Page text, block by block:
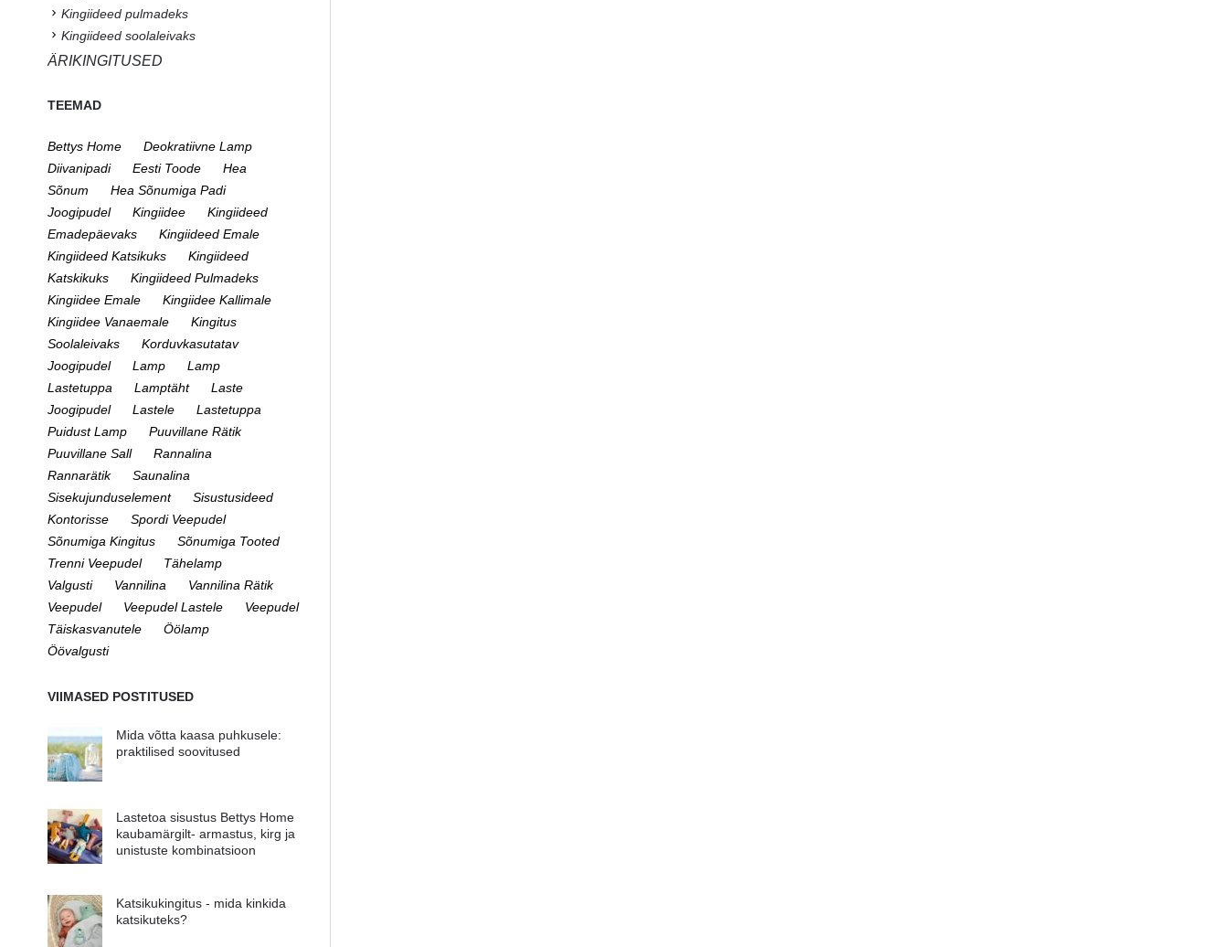
Kingiideed pulmadeks
Kingiideed soolaleivaks
ÄRIKINGITUSED
TEEMAD
Bettys Home
Deokratiivne Lamp
Diivanipadi
Eesti Toode
Hea
Sõnum
Hea Sõnumiga Padi
Joogipudel
Kingiidee
Kingiideed
Emadepäevaks
Kingiideed Emale
Kingiideed Katsikuks
Kingiideed
Katskikuks
Kingiideed Pulmadeks
Kingiidee Emale
Kingiidee Kallimale
Kingiidee Vanaemale
Kingitus
Soolaleivaks
Korduvkasutatav
Joogipudel
Lamp
Lamp
Lastetuppa
Lamptäht
Laste
Joogipudel
Lastele
Lastetuppa
Puidust Lamp
Puuvillane Rätik
Puuvillane Sall
Rannalina
Rannarätik
Saunalina
Sisekujunduselement
Sisustusideed
Kontorisse
Spordi Veepudel
Sõnumiga Kingitus
Sõnumiga Tooted
Trenni Veepudel
Tähelamp
Valgusti
Vannilina
Vannilina Rätik
Veepudel
Veepudel Lastele
Veepudel
Täiskasvanutele
Öölamp
Öövalgusti
VIIMASED POSTITUSED
Mida võtta kaasa puhkusele:
praktilised soovitused
Lastetoa sisustus Bettys Home
kaubamärgilt- armastus, kirg ja
unistuste kombinatsioon
Katsikukingitus - mida kinkida
katsikuteks?